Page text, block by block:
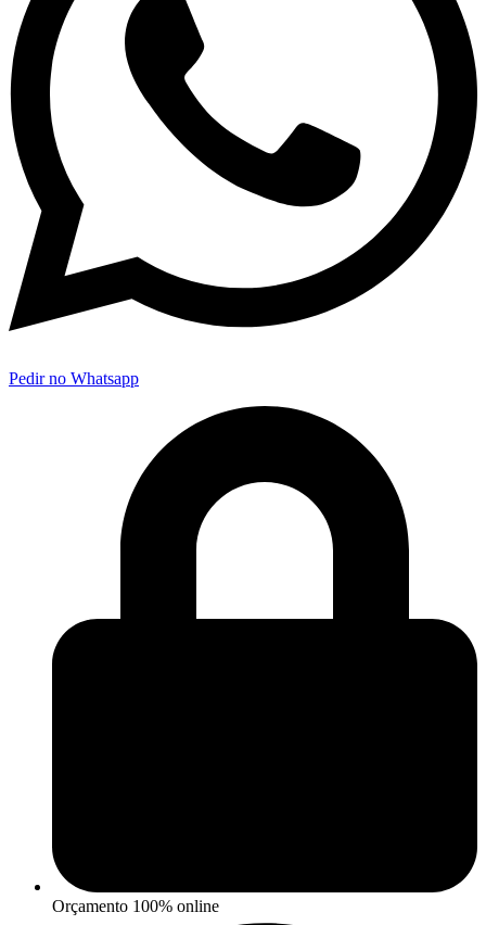
Pedir no Whatsapp
Orçamento 100% online